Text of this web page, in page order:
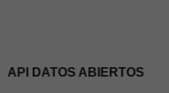
API DATOS ABIERTOS